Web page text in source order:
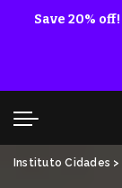
Save 20% off!
Instituto Cidades >